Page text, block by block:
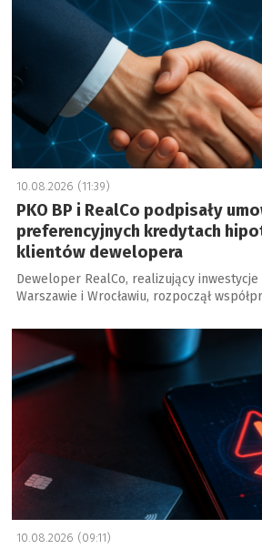
10.08.2026 (11:39)
PKO BP i RealCo podpisały
preferencyjnych kredytach
klientów dewelopera
Deweloper RealCo, realizujący
Warszawie i Wrocławiu, rozpoczął
a
10.08.2026 (09:11)